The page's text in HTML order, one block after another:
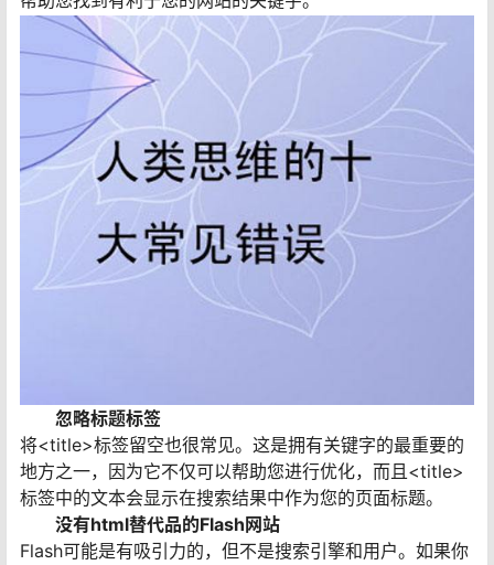
忽略标题标签
将<title>标签留空也很常见。这是拥有关键字的最重要的
地方之一，因为它不仅可以帮助您进行优化，而且<title>
标签中的文本会显示在搜索结果中作为您的页面标题。
没有html替代品的Flash网站
Flash可能是有吸引力的，但不是搜索引擎和用户。如果你